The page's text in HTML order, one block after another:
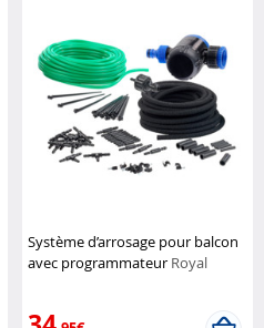
Système d’arrosage pour balcon
avec programmateur Royal